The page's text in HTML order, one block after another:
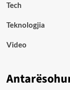
Tech
Teknologjia
Video